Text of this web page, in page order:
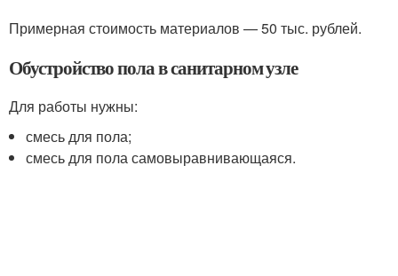
Примерная стоимость материалов — 50 тыс. рублей.
Обустройство пола в санитарном узле
Для работы нужны:
смесь для пола;
смесь для пола самовыравнивающаяся.